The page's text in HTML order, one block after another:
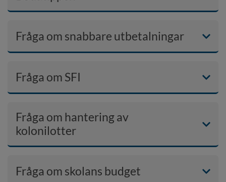
Fråga om snabbare utbetalningar
Fråga om SFI
Fråga om hantering av
kolonilotter
Fråga om skolans budget